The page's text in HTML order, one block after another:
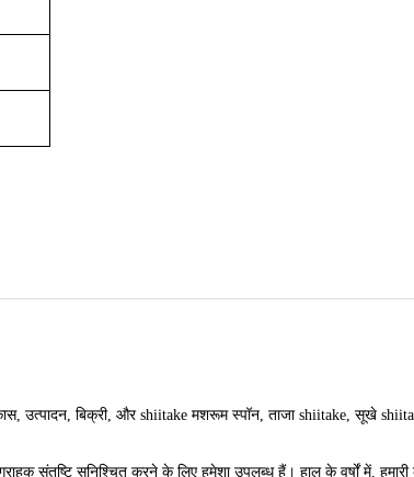
उत्पादन, बिक्री, और shiitake मशरूम स्पॉन, ताजा shiitake, सूखे
संतुष्टि सुनिश्चित करने के लिए हमेशा उपलब्ध हैं। हाल के वर्षों में, हमारी